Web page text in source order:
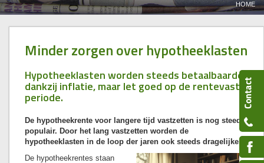
HOME
Minder zorgen over hypotheeklasten
Hypotheeklasten worden steeds betaalbaarder
dankzij inflatie, maar let goed op de rentevaste
periode.
De hypotheekrente voor langere tijd vastzetten is nog steeds
populair. Door het lang vastzetten worden de
hypotheeklasten in de loop der jaren ook steeds dragelijker.
De hypotheekrentes staan